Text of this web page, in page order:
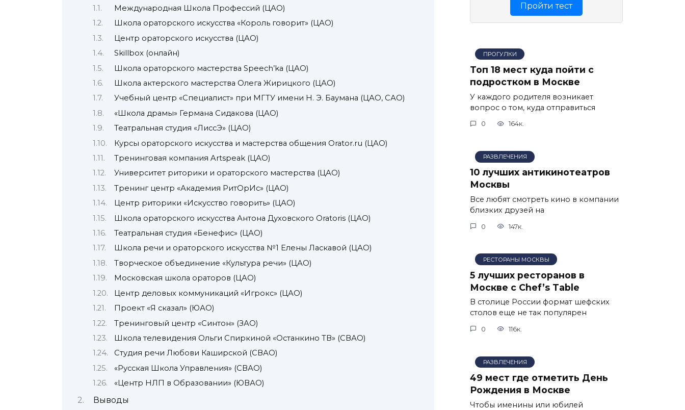
Международная Школа Профессий (ЦАО)
Школа ораторского искусства «Король говорит» (ЦАО)
Центр ораторского искусства (ЦАО)
Skillbox (онлайн)
Школа ораторского мастерства Speech’ka (ЦАО)
Школа актерского мастерства Олега Жирицкого (ЦАО)
Учебный центр «Специалист» при МГТУ имени Н. Э. Баумана (ЦАО, САО)
«Школа драмы» Германа Сидакова (ЦАО)
Театральная студия «ЛиссЭ» (ЦАО)
Курсы ораторского искусства и мастерства общения Orator.ru (ЦАО)
Тренинговая компания Artspeak (ЦАО)
Университет риторики и ораторского мастерства (ЦАО)
Тренинг центр «Академия РитОрИс» (ЦАО)
Центр риторики «Искусство говорить» (ЦАО)
Школа ораторского искусства Антона Духовского Oratoris (ЦАО)
Театральная студия «Бенефис» (ЦАО)
Школа речи и ораторского искусства №1 Елены Ласкавой (ЦАО)
Творческое объединение «Культура речи» (ЦАО)
Московская школа ораторов (ЦАО)
Центр деловых коммуникаций «Игрокс» (ЦАО)
Проект «Я сказал» (ЮАО)
Тренинговый центр «Синтон» (ЗАО)
Школа телевидения Ольги Спиркиной «Останкино ТВ» (СВАО)
Студия речи Любови Каширской (СВАО)
«Русская Школа Управления» (СВАО)
«Центр НЛП в Образовании» (ЮВАО)
Выводы
Пройти тест
ПРОГУЛКИ
Топ 18 мест куда пойти с
подростком в Москве
У каждого родителя возникает
вопрос о том, куда отправиться
0 164к.
РАЗВЛЕЧЕНИЯ
10 лучших антикинотеатров
Москвы
Все любят смотреть кино в компании
близких друзей на
0 147к.
РЕСТОРАНЫ МОСКВЫ
5 лучших ресторанов в
Москве с Chef’s Table
В столице России формат шефских
столов еще не так популярен
0 116к.
РАЗВЛЕЧЕНИЯ
49 мест где отметить День
Рождения в Москве
Чтобы именины или юбилей